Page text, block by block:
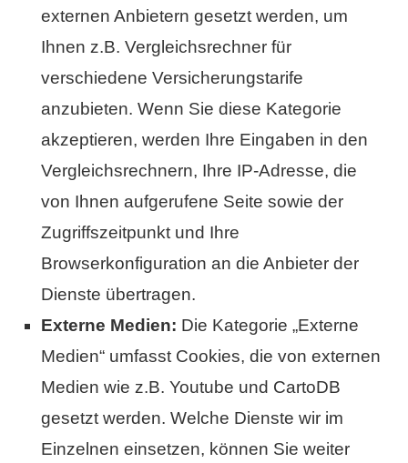
externen Anbietern gesetzt werden, um
Ihnen z.B. Vergleichsrechner für
verschiedene Versicherungstarife
anzubieten. Wenn Sie diese Kategorie
akzeptieren, werden Ihre Eingaben in den
Vergleichsrechnern, Ihre IP-Adresse, die
von Ihnen aufgerufene Seite sowie der
Zugriffszeitpunkt und Ihre
Browserkonfiguration an die Anbieter der
Dienste übertragen.
Externe Medien: Die Kategorie „Externe
Medien“ umfasst Cookies, die von externen
Medien wie z.B. Youtube und CartoDB
gesetzt werden. Welche Dienste wir im
Einzelnen einsetzen, können Sie weiter